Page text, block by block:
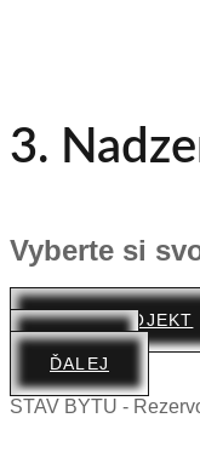
3.
Vyberte si
CELÝ PROJEKT
SPÄŤ
ĎALEJ
STAV BYTU -